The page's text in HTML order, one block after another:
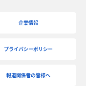
企業情報
プライバシーポリシー
報道関係者の皆様へ